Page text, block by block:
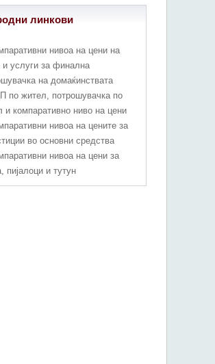
линкови
нивоа на цени на
и услуги за финална
на домаќинствата
по жител, потрошувачка по
и компаративно ниво на цени
нивоа на цените за
во основни средства
нивоа на цени за
пијалоци и тутун